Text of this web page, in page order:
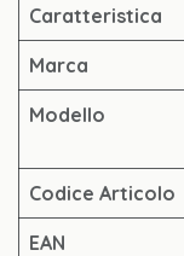
Caratteristica
Marca
Modello
Codice Articolo
EAN